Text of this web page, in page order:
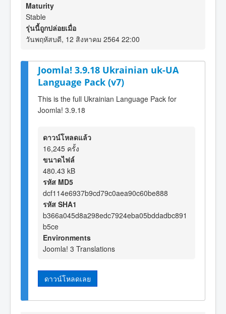
Maturity
Stable
รุ่นนี้ถูกปล่อยเมื่อ
วันพฤหัสบดี, 12 สิงหาคม 2564 22:00
Joomla! 3.9.18 Ukrainian uk-UA
Language Pack (v7)
This is the full Ukrainian Language Pack for
Joomla! 3.9.18
ดาวน์โหลดแล้ว
16,245 ครั้ง
ขนาดไฟล์
480.43 kB
รหัส MD5
dcf114e6937b9cd79c0aea90c60be888
รหัส SHA1
b366a045d8a298edc7924eba05bddadbc891
b5ce
Environments
Joomla! 3 Translations
ดาวน์โหลดเลย